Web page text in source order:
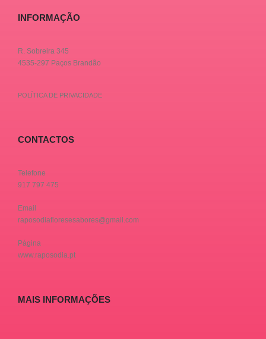
INFORMAÇÃO
R. Sobreira 345
4535-297 Paços Brandão
POLÍTICA DE PRIVACIDADE
CONTACTOS
Telefone
917 797 475
Email
raposodiafloresesabores@gmail.com
Página
www.raposodia.pt
MAIS INFORMAÇÕES